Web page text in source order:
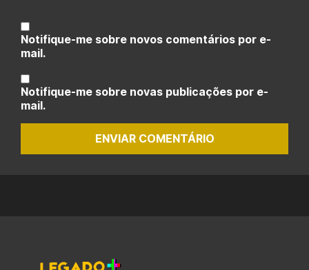
Notifique-me sobre novos comentários por e-
mail.
Notifique-me sobre novas publicações por e-
mail.
ENVIAR COMENTÁRIO